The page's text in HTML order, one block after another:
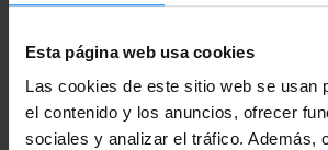
Esta página web usa cookies
Las cookies de este sitio web se usan
el contenido y los anuncios, ofrecer
sociales y analizar el tráfico. Además,